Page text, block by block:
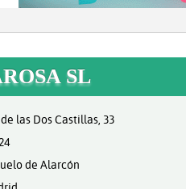
SL
las Dos Castillas, 33
de Alarcón